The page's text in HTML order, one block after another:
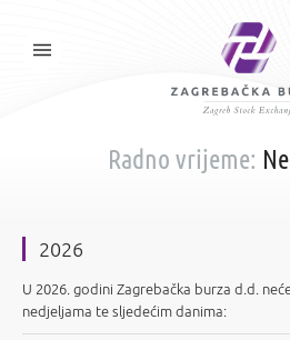
Radno vrijeme:
2026
U 2026. godini Zagrebačka burza d.d.
nedjeljama te sljedećim danima: